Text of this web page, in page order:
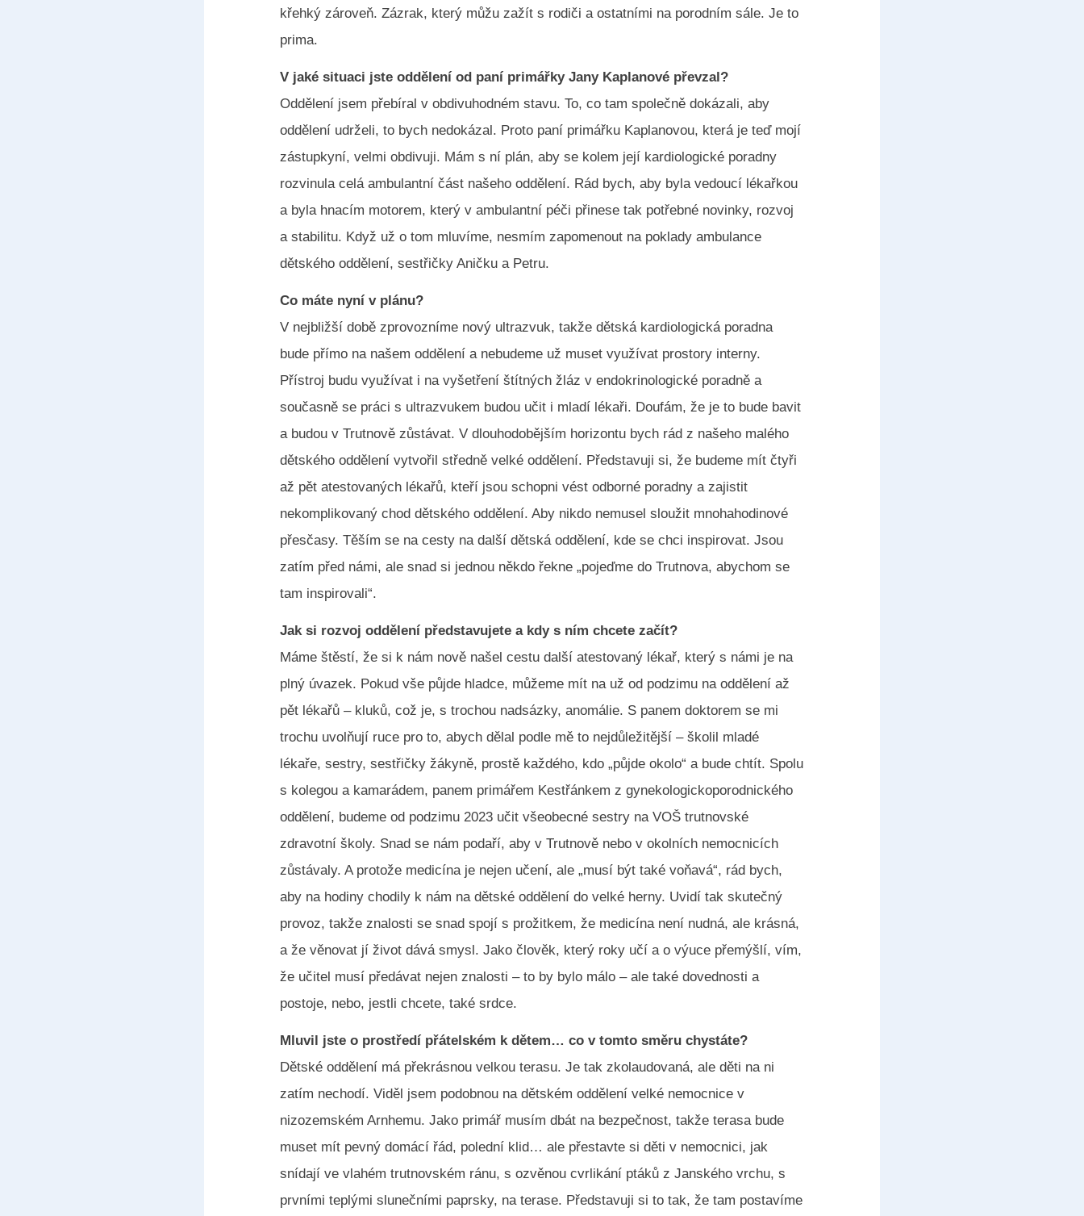
křehký zároveň. Zázrak, který můžu zažít s rodiči a ostatními na porodním sále. Je to
prima.
V jaké situaci jste oddělení od paní primářky Jany Kaplanové převzal?
Oddělení jsem přebíral v obdivuhodném stavu. To, co tam společně dokázali, aby
oddělení udrželi, to bych nedokázal. Proto paní primářku Kaplanovou, která je teď mojí
zástupkyní, velmi obdivuji. Mám s ní plán, aby se kolem její kardiologické poradny
rozvinula celá ambulantní část našeho oddělení. Rád bych, aby byla vedoucí lékařkou
a byla hnacím motorem, který v ambulantní péči přinese tak potřebné novinky, rozvoj
a stabilitu. Když už o tom mluvíme, nesmím zapomenout na poklady ambulance
dětského oddělení, sestřičky Aničku a Petru.
Co máte nyní v plánu?
V nejbližší době zprovozníme nový ultrazvuk, takže dětská kardiologická poradna
bude přímo na našem oddělení a nebudeme už muset využívat prostory interny.
Přístroj budu využívat i na vyšetření štítných žláz v endokrinologické poradně a
současně se práci s ultrazvukem budou učit i mladí lékaři. Doufám, že je to bude bavit
a budou v Trutnově zůstávat. V dlouhodobějším horizontu bych rád z našeho malého
dětského oddělení vytvořil středně velké oddělení. Představuji si, že budeme mít čtyři
až pět atestovaných lékařů, kteří jsou schopni vést odborné poradny a zajistit
nekomplikovaný chod dětského oddělení. Aby nikdo nemusel sloužit mnohahodinové
přesčasy. Těším se na cesty na další dětská oddělení, kde se chci inspirovat. Jsou
zatím před námi, ale snad si jednou někdo řekne „pojeďme do Trutnova, abychom se
tam inspirovali“.
Jak si rozvoj oddělení představujete a kdy s ním chcete začít?
Máme štěstí, že si k nám nově našel cestu další atestovaný lékař, který s námi je na
plný úvazek. Pokud vše půjde hladce, můžeme mít na už od podzimu na oddělení až
pět lékařů – kluků, což je, s trochou nadsázky, anomálie. S panem doktorem se mi
trochu uvolňují ruce pro to, abych dělal podle mě to nejdůležitější – školil mladé
lékaře, sestry, sestřičky žákyně, prostě každého, kdo „půjde okolo“ a bude chtít. Spolu
s kolegou a kamarádem, panem primářem Kestřánkem z gynekologickoporodnického
oddělení, budeme od podzimu 2023 učit všeobecné sestry na VOŠ trutnovské
zdravotní školy. Snad se nám podaří, aby v Trutnově nebo v okolních nemocnicích
zůstávaly. A protože medicína je nejen učení, ale „musí být také voňavá“, rád bych,
aby na hodiny chodily k nám na dětské oddělení do velké herny. Uvidí tak skutečný
provoz, takže znalosti se snad spojí s prožitkem, že medicína není nudná, ale krásná,
a že věnovat jí život dává smysl. Jako člověk, který roky učí a o výuce přemýšlí, vím,
že učitel musí předávat nejen znalosti – to by bylo málo – ale také dovednosti a
postoje, nebo, jestli chcete, také srdce.
Mluvil jste o prostředí přátelském k dětem… co v tomto směru chystáte?
Dětské oddělení má překrásnou velkou terasu. Je tak zkolaudovaná, ale děti na ni
zatím nechodí. Viděl jsem podobnou na dětském oddělení velké nemocnice v
nizozemském Arnhemu. Jako primář musím dbát na bezpečnost, takže terasa bude
muset mít pevný domácí řád, polední klid… ale přestavte si děti v nemocnici, jak
snídají ve vlahém trutnovském ránu, s ozvěnou cvrlikání ptáků z Janského vrchu, s
prvními teplými slunečními paprsky, na terase. Představuji si to tak, že tam postavíme